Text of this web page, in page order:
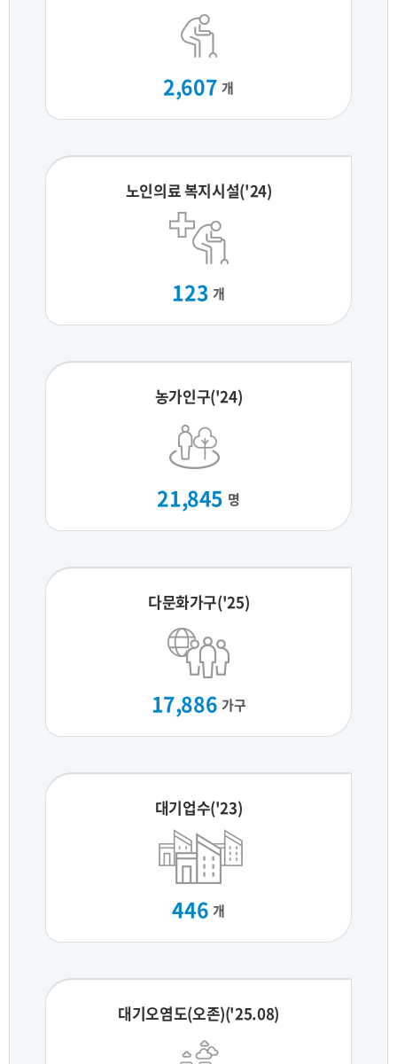
2,607 개
노인의료 복지시설('24)
123 개
농가인구('24)
21,845 명
다문화가구('25)
17,886 가구
대기업수('23)
446 개
대기오염도(오존)('25.08)